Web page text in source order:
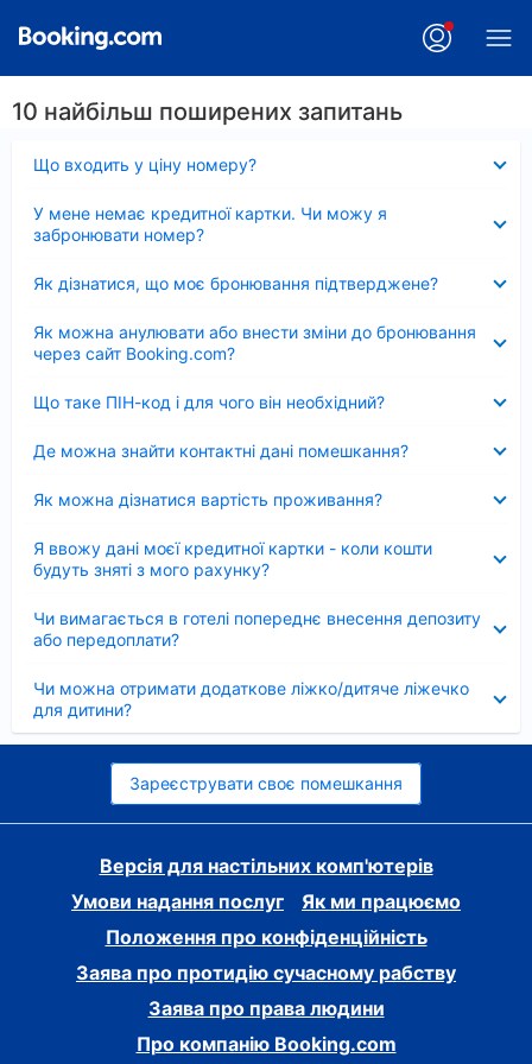
10 найбільш поширених запитань
Що входить у ціну номеру?
У мене немає кредитної картки. Чи можу я
забронювати номер?
Як дізнатися, що моє бронювання підтверджене?
Як можна анулювати або внести зміни до бронювання
через сайт Booking.com?
Що таке ПІН-код і для чого він необхідний?
Де можна знайти контактні дані помешкання?
Як можна дізнатися вартість проживання?
Я ввожу дані моєї кредитної картки - коли кошти
будуть зняті з мого рахунку?
Чи вимагається в готелі попереднє внесення депозиту
або передоплати?
Чи можна отримати додаткове ліжко/дитяче ліжечко
для дитини?
Зареєструвати своє помешкання
Версія для настільних комп'ютерів
Умови надання послуг
Як ми працюємо
Положення про конфіденційність
Заява про протидію сучасному рабству
Заява про права людини
Про компанію Booking.com